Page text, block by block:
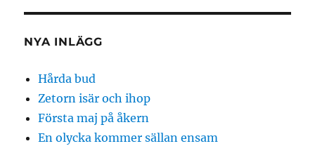
NYA INLÄGG
Hårda bud
Zetorn isär och ihop
Första maj på åkern
En olycka kommer sällan ensam